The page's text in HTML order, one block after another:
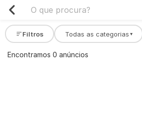
Filtros Todas as categorias ▾
Encontramos 0 anúncios